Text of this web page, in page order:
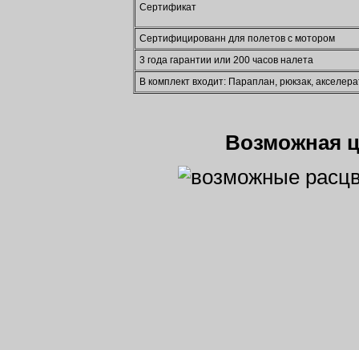
Сертификат
Сертифицированн для полетов с мотором
3 года гарантии или 200 часов налета
В комплект входит: Параплан, рюкзак,
Возможная